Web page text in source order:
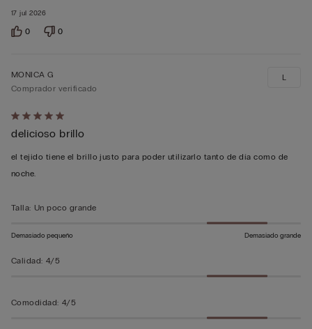
17 jul 2026
0 0
Calificación
de
5
sobre
MONICA G
Comprador verificado
delicioso brillo
el tejido tiene el brillo justo para poder utilizarlo tanto de día como de
noche.
L
Talla: Un poco grande
Demasiado pequeño Demasiado grande
Calidad: 4/5
Comodidad: 4/5